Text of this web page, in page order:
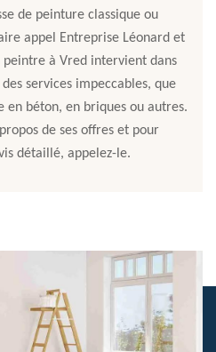
de peinture classique ou
appel Entreprise Léonard et
peintre à Vred intervient dans
services impeccables, que
en béton, en briques ou autres.
de ses offres et pour
détaillé, appelez-le.